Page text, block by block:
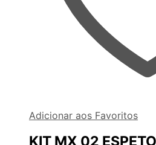
Adicionar aos Favoritos
KIT MX 02